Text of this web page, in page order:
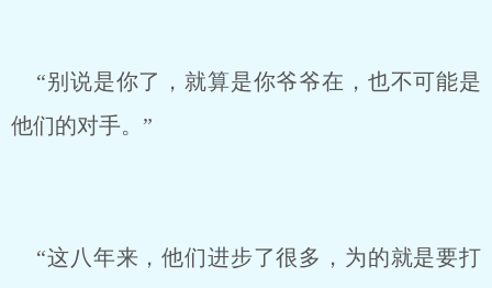
“别说是你了，就算是你爷爷在，也不可能是
他们的对手。”
“这八年来，他们进步了很多，为的就是要打